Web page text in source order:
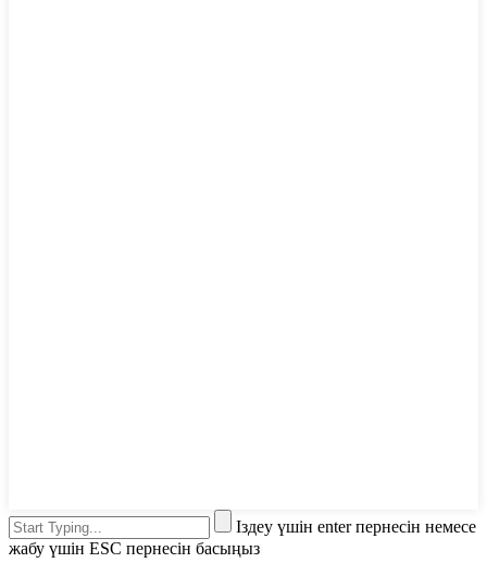
Іздеу үшін enter пернесін немесе
жабу үшін ESC пернесін басыңыз